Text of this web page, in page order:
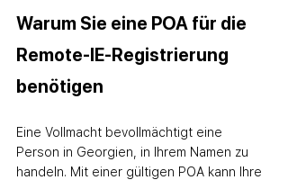
Warum Sie eine POA für die
Remote-IE-Registrierung
benötigen
Eine Vollmacht bevollmächtigt eine
Person in Georgien, in Ihrem Namen zu
handeln. Mit einer gültigen POA kann Ihre